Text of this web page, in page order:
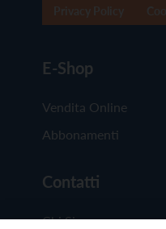
E-Shop
Vendita Online
Abbonamenti
Contatti
Chi Siamo